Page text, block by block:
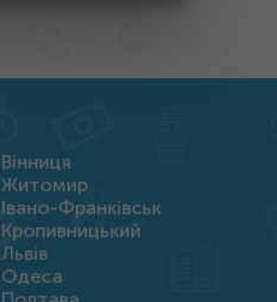
Вінниця
Житомир
Івано-Франківськ
Кропивницький
Львів
Одеса